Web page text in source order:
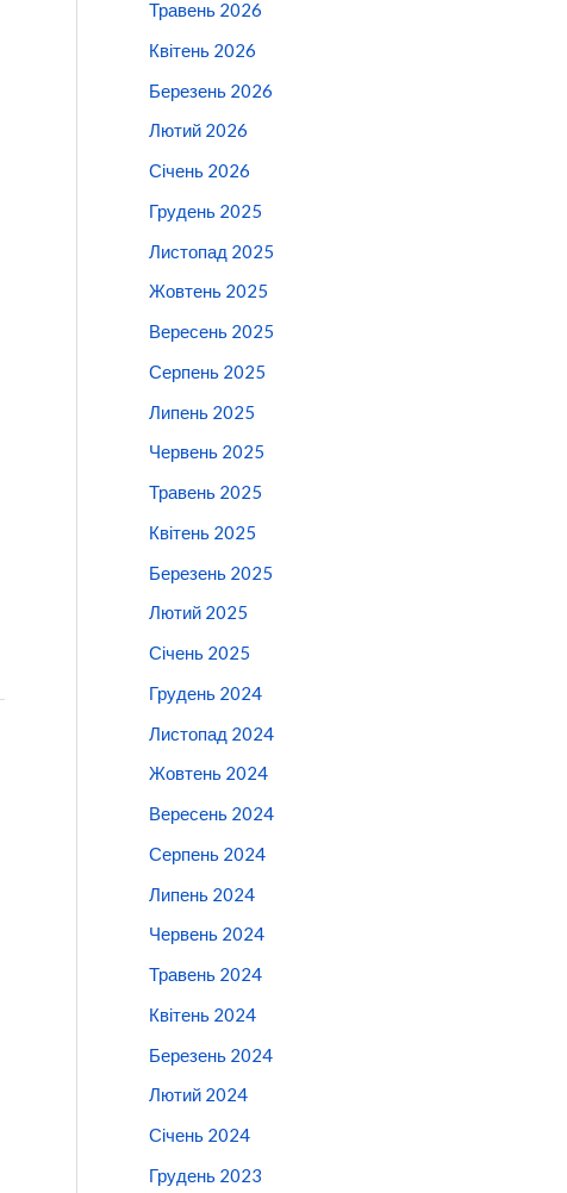
Травень 2026
Квітень 2026
Березень 2026
Лютий 2026
Січень 2026
Грудень 2025
Листопад 2025
Жовтень 2025
Вересень 2025
Серпень 2025
Липень 2025
Червень 2025
Травень 2025
Квітень 2025
Березень 2025
Лютий 2025
Січень 2025
Грудень 2024
Листопад 2024
Жовтень 2024
Вересень 2024
Серпень 2024
Липень 2024
Червень 2024
Травень 2024
Квітень 2024
Березень 2024
Лютий 2024
Січень 2024
Грудень 2023